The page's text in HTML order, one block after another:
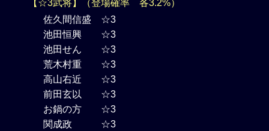
【☆3武将】（登場確率 各3.2%）
佐久間信盛 ☆3
池田恒興 ☆3
池田せん ☆3
荒木村重 ☆3
高山右近 ☆3
前田玄以 ☆3
お鍋の方 ☆3
関成政 ☆3